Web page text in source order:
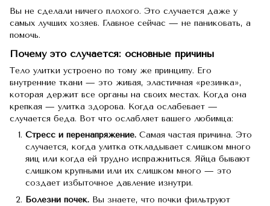
Вы не сделали ничего плохого. Это случается даже у
самых лучших хозяев. Главное сейчас — не паниковать, а
помочь.
Почему это случается: основные причины
Тело улитки устроено по тому же принципу. Его
внутренние ткани — это живая, эластичная «резинка»,
которая держит все органы на своих местах. Когда она
крепкая — улитка здорова. Когда ослабевает —
случается беда. Вот что ослабляет вашего любимца:
Стресс и перенапряжение. Самая частая причина. Это
случается, когда улитка откладывает слишком много
яиц или когда ей трудно испражниться. Яйца бывают
слишком крупными или их слишком много — это
создает избыточное давление изнутри.
Болезни почек. Вы знаете, что почки фильтруют